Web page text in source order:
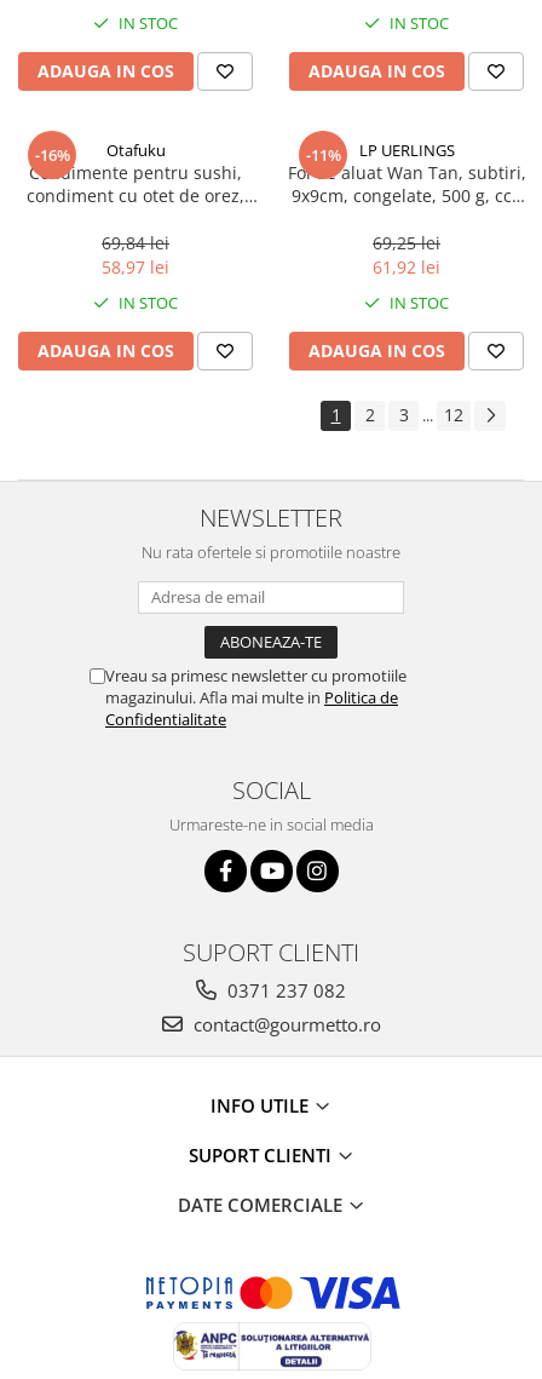
IN STOC
ADAUGA IN COS
IN STOC
ADAUGA IN COS
-16% Otafuku
Condimente pentru sushi,
condiment cu otet de orez,
69,84 lei
58,97 lei
IN STOC
ADAUGA IN COS
-11% LP UERLINGS
Foi de aluat Wan Tan, subtiri,
9x9cm, congelate, 500 g, cca
69,25 lei
61,92 lei
IN STOC
ADAUGA IN COS
1 2 3 ... 12
NEWSLETTER
Nu rata ofertele si promotiile noastre
Vreau sa primesc newsletter cu promotiile
magazinului. Afla mai multe in Politica de
Confidentialitate
SOCIAL
Urmareste-ne in social media
SUPORT CLIENTI
0371 237 082
contact@gourmetto.ro
INFO UTILE
SUPORT CLIENTI
DATE COMERCIALE